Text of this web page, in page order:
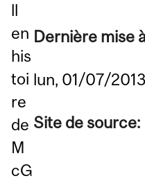
ll
en
his
toi
re
de
M
cG
Dernière mise
lun, 01/07/2013
Site de source: